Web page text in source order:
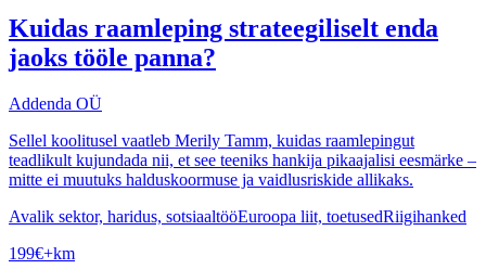
Kuidas raamleping strateegiliselt enda
jaoks tööle panna?
Addenda OÜ
Sellel koolitusel vaatleb Merily Tamm, kuidas raamlepingut
teadlikult kujundada nii, et see teeniks hankija pikaajalisi eesmärke –
mitte ei muutuks halduskoormuse ja vaidlusriskide allikaks.
Avalik sektor, haridus, sotsiaaltööEuroopa liit, toetusedRiigihanked
199€+km